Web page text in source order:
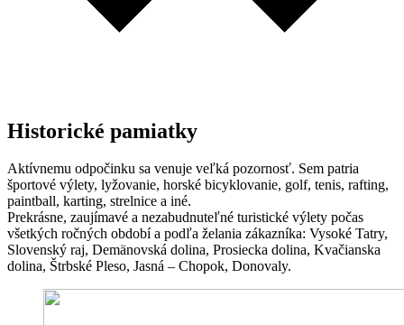
Historické pamiatky
Aktívnemu odpočinku sa venuje veľká pozornosť. Sem patria
športové výlety, lyžovanie, horské bicyklovanie, golf, tenis, rafting,
paintball, karting, strelnice a iné.
Prekrásne, zaujímavé a nezabudnuteľné turistické výlety počas
všetkých ročných období a podľa želania zákazníka: Vysoké Tatry,
Slovenský raj, Demänovská dolina, Prosiecka dolina, Kvačianska
dolina, Štrbské Pleso, Jasná – Chopok, Donovaly.